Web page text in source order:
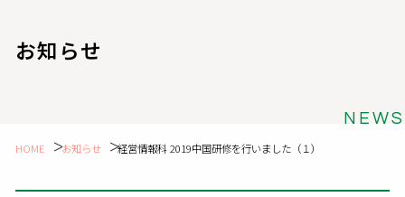
お知らせ
NEWS
HOME お知らせ 経営情報科 2019中国研修を行いました（１）